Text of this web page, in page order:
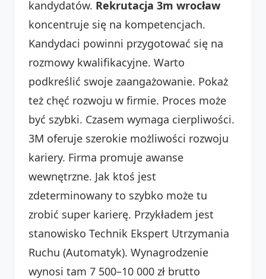
kandydatów. Rekrutacja 3m wrocław
koncentruje się na kompetencjach.
Kandydaci powinni przygotować się na
rozmowy kwalifikacyjne. Warto
podkreślić swoje zaangażowanie. Pokaż
też chęć rozwoju w firmie. Proces może
być szybki. Czasem wymaga cierpliwości.
3M oferuje szerokie możliwości rozwoju
kariery. Firma promuje awanse
wewnętrzne. Jak ktoś jest
zdeterminowany to szybko może tu
zrobić super karierę. Przykładem jest
stanowisko Technik Ekspert Utrzymania
Ruchu (Automatyk). Wynagrodzenie
wynosi tam 7 500–10 000 zł brutto